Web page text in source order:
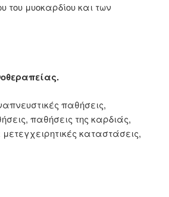
του μυοκαρδίου και των
παθήσεις,
παθήσεις της καρδιάς,
καταστάσεις,